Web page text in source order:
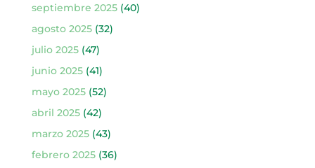
septiembre 2025(40)
agosto 2025(32)
julio 2025(47)
junio 2025(41)
mayo 2025(52)
abril 2025(42)
marzo 2025(43)
febrero 2025(36)